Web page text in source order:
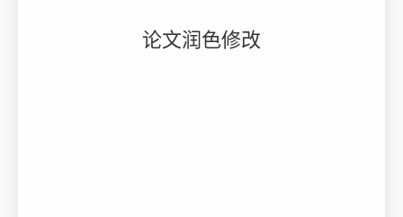
论文润色修改